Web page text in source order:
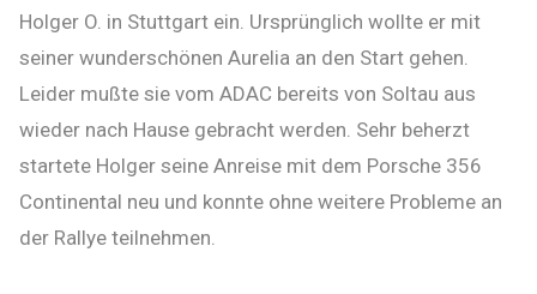
Holger O. in Stuttgart ein. Ursprünglich wollte er mit
seiner wunderschönen Aurelia an den Start gehen.
Leider mußte sie vom ADAC bereits von Soltau aus
wieder nach Hause gebracht werden. Sehr beherzt
startete Holger seine Anreise mit dem Porsche 356
Continental neu und konnte ohne weitere Probleme an
der Rallye teilnehmen.